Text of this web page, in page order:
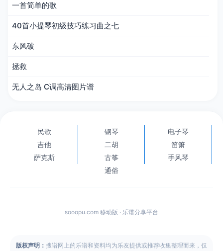
一首简单的歌
40首小提琴初级技巧练习曲之七
东风破
拯救
无人之岛 C调高清图片谱
民歌 钢琴
电子琴
吉他
二胡
笛箫
萨克斯
古筝
手风琴
通俗
sooopu.com 移动版 · 乐谱分享平台
版权声明： 搜谱网上的乐谱和资料均为乐友提供或推荐收集整理而来，仅